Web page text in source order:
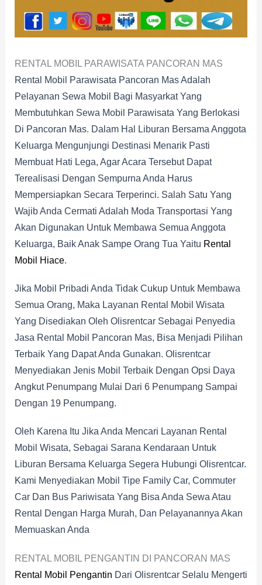
RENTAL MOBIL PARAWISATA PANCORAN MAS
Rental Mobil Parawisata Pancoran Mas Adalah
Pelayanan Sewa Mobil Bagi Masyarkat Yang
Membutuhkan Sewa Mobil Parawisata Yang Berlokasi
Di Pancoran Mas. Dalam Hal Liburan Bersama Anggota
Keluarga Mengunjungi Destinasi Menarik Pasti
Membuat Hati Lega, Agar Acara Tersebut Dapat
Terealisasi Dengan Sempurna Anda Harus
Mempersiapkan Secara Terperinci. Salah Satu Yang
Wajib Anda Cermati Adalah Moda Transportasi Yang
Akan Digunakan Untuk Membawa Semua Anggota
Keluarga, Baik Anak Sampe Orang Tua Yaitu Rental
Mobil Hiace.
Jika Mobil Pribadi Anda Tidak Cukup Untuk Membawa
Semua Orang, Maka Layanan Rental Mobil Wisata
Yang Disediakan Oleh Olisrentcar Sebagai Penyedia
Jasa Rental Mobil Pancoran Mas, Bisa Menjadi Pilihan
Terbaik Yang Dapat Anda Gunakan. Olisrentcar
Menyediakan Jenis Mobil Terbaik Dengan Opsi Daya
Angkut Penumpang Mulai Dari 6 Penumpang Sampai
Dengan 19 Penumpang.
Oleh Karena Itu Jika Anda Mencari Layanan Rental
Mobil Wisata, Sebagai Sarana Kendaraan Untuk
Liburan Bersama Keluarga Segera Hubungi Olisrentcar.
Kami Menyediakan Mobil Tipe Family Car, Commuter
Car Dan Bus Pariwisata Yang Bisa Anda Sewa Atau
Rental Dengan Harga Murah, Dan Pelayanannya Akan
Memuaskan Anda
RENTAL MOBIL PENGANTIN DI PANCORAN MAS
Rental Mobil Pengantin Dari Olisrentcar Selalu Mengerti